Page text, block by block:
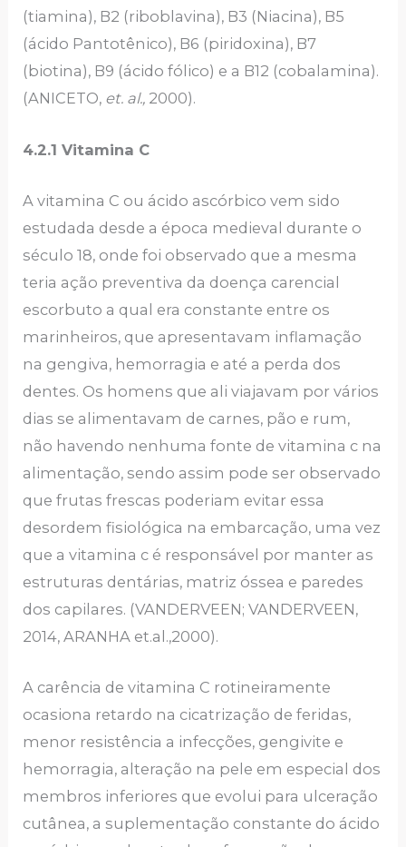
(tiamina), B2 (riboblavina), B3 (Niacina), B5
(ácido Pantotênico), B6 (piridoxina), B7
(biotina), B9 (ácido fólico) e a B12 (cobalamina).
(ANICETO, et. al., 2000).
4.2.1 Vitamina C
A vitamina C ou ácido ascórbico vem sido
estudada desde a época medieval durante o
século 18, onde foi observado que a mesma
teria ação preventiva da doença carencial
escorbuto a qual era constante entre os
marinheiros, que apresentavam inflamação
na gengiva, hemorragia e até a perda dos
dentes. Os homens que ali viajavam por vários
dias se alimentavam de carnes, pão e rum,
não havendo nenhuma fonte de vitamina c na
alimentação, sendo assim pode ser observado
que frutas frescas poderiam evitar essa
desordem fisiológica na embarcação, uma vez
que a vitamina c é responsável por manter as
estruturas dentárias, matriz óssea e paredes
dos capilares. (VANDERVEEN; VANDERVEEN,
2014, ARANHA et.al.,2000).
A carência de vitamina C rotineiramente
ocasiona retardo na cicatrização de feridas,
menor resistência a infecções, gengivite e
hemorragia, alteração na pele em especial dos
membros inferiores que evolui para ulceração
cutânea, a suplementação constante do ácido